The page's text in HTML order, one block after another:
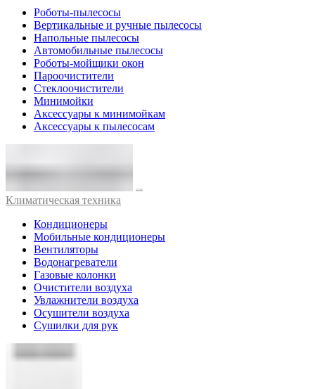
Роботы-пылесосы
Вертикальные и ручные пылесосы
Напольные пылесосы
Автомобильные пылесосы
Роботы-мойщики окон
Пароочистители
Стеклоочистители
Минимойки
Аксессуары к минимойкам
Аксессуары к пылесосам
Климатическая техника
Кондиционеры
Мобильные кондиционеры
Вентиляторы
Водонагреватели
Газовые колонки
Очистители воздуха
Увлажнители воздуха
Осушители воздуха
Сушилки для рук